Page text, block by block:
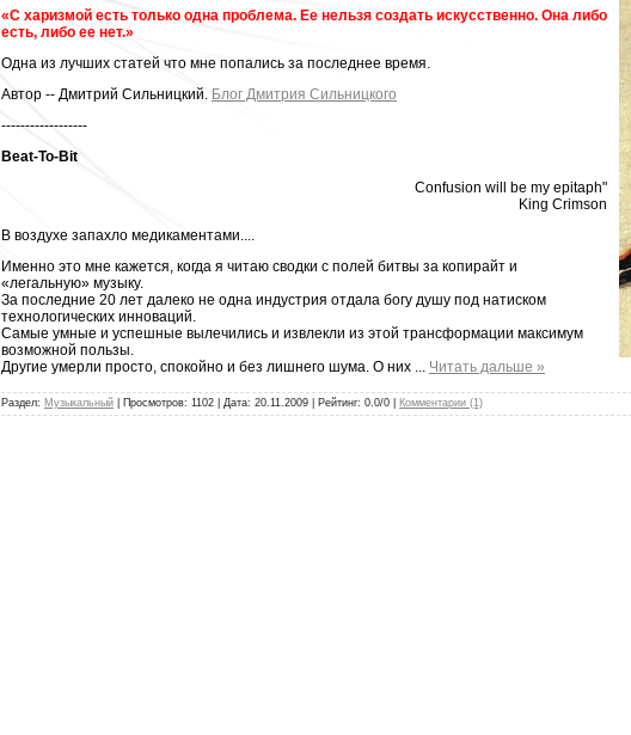
«С харизмой есть только одна проблема. Ее нельзя создать искусственно. Она либо
есть, либо ее нет.»
Одна из лучших статей что мне попались за последнее время.
Автор -- Дмитрий Сильницкий. Блог Дмитрия Сильницкого
------------------
Beat-To-Bit
Confusion will be my epitaph"
King Crimson
В воздухе запахло медикаментами....
Именно это мне кажется, когда я читаю сводки с полей битвы за копирайт и
«легальную» музыку.
За последние 20 лет далеко не одна индустрия отдала богу душу под натиском
технологических инноваций.
Самые умные и успешные вылечились и извлекли из этой трансформации максимум
возможной пользы.
Другие умерли просто, спокойно и без лишнего шума. О них ... Читать дальше »
Раздел: Музыкальный | Просмотров: 1102 | Дата: 20.11.2009 | Рейтинг: 0.0/0 | Комментарии (1)